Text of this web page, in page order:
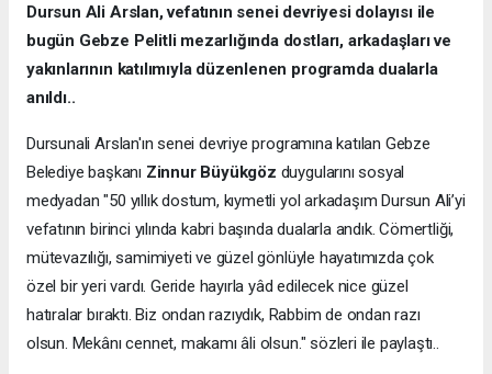
Dursun Ali Arslan, vefatının senei devriyesi dolayısı ile
bugün Gebze Pelitli mezarlığında dostları, arkadaşları ve
yakınlarının katılımıyla düzenlenen programda dualarla
anıldı..
Dursunali Arslan'ın senei devriye programına katılan Gebze
Belediye başkanı Zinnur Büyükgöz duygularını sosyal
medyadan "50 yıllık dostum, kıymetli yol arkadaşım Dursun Ali’yi
vefatının birinci yılında kabri başında dualarla andık. Cömertliği,
mütevazılığı, samimiyeti ve güzel gönlüyle hayatımızda çok
özel bir yeri vardı. Geride hayırla yâd edilecek nice güzel
hatıralar bıraktı. Biz ondan razıydık, Rabbim de ondan razı
olsun. Mekânı cennet, makamı âli olsun." sözleri ile paylaştı..